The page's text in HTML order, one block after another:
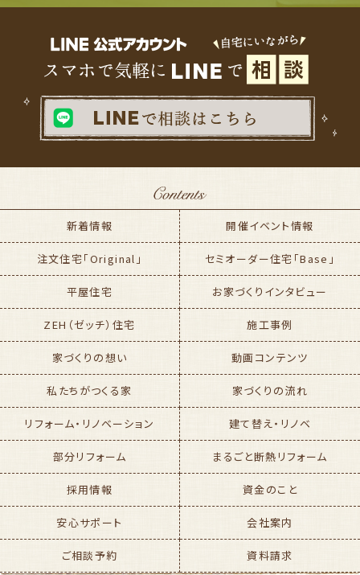
新着情報 開催イベント情報
注文住宅「Original」 セミオーダー住宅「Base」
平屋住宅 お家づくりインタビュー
ZEH（ゼッチ）住宅 施工事例
家づくりの想い 動画コンテンツ
私たちがつくる家 家づくりの流れ
リフォーム・リノベーション 建て替え・リノベ
部分リフォーム まるごと断熱リフォーム
採用情報 資金のこと
安心サポート 会社案内
ご相談予約 資料請求